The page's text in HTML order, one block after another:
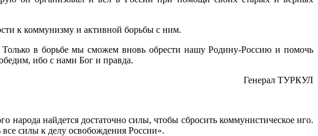
к коммунизму и активной борьбы с ним.
в борьбе мы сможем вновь обрести нашу Родину-Россию и помочь
ибо с нами Бог и правда.
Генерал ТУРКУЛ
найдется достаточно силы, чтобы сбросить коммунистическое иго.
силы к делу освобождения России».